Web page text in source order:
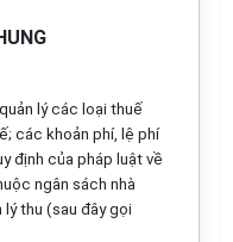
lý các loại thuế
các khoản phí, lệ phí
định của pháp luật về
ngân sách nhà
thu (sau đây gọi